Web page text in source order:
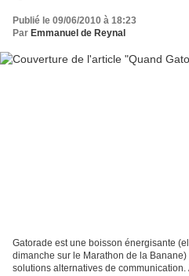
Publié le 09/06/2010 à 18:23
Par Emmanuel de Reynal
Gatorade est une boisson énergisante
dimanche sur le Marathon de la
solutions alternatives de communication.